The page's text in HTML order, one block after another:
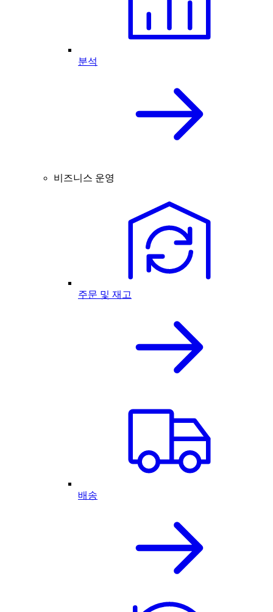
분석
비즈니스 운영
주문 및 재고
배송